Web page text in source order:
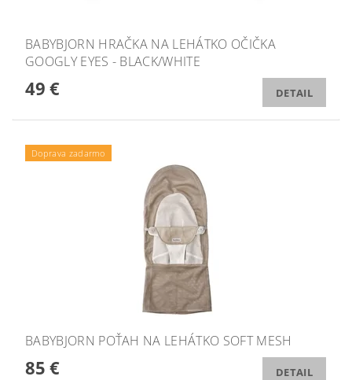
BABYBJORN HRAČKA NA LEHÁTKO OČIČKA
GOOGLY EYES - BLACK/WHITE
49 € DETAIL
Doprava zadarmo
BABYBJORN POŤAH NA LEHÁTKO SOFT MESH
85 € DETAIL